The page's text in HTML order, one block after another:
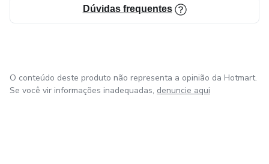
Dúvidas frequentes
O conteúdo deste produto não representa a opinião da Hotmart.
Se você vir informações inadequadas, denuncie aqui